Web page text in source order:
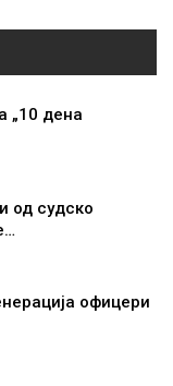
„10 дена
од судско
офицери